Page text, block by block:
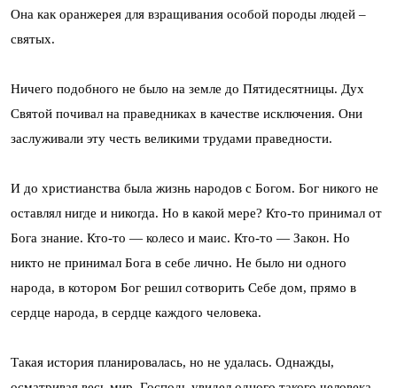
Она как оранжерея для взращивания особой породы людей –
святых.
Ничего подобного не было на земле до Пятидесятницы. Дух
Святой почивал на праведниках в качестве исключения. Они
заслуживали эту честь великими трудами праведности.
И до христианства была жизнь народов с Богом. Бог никого не
оставлял нигде и никогда. Но в какой мере? Кто-то принимал от
Бога знание. Кто-то — колесо и маис. Кто-то — Закон. Но
никто не принимал Бога в себе лично. Не было ни одного
народа, в котором Бог решил сотворить Себе дом, прямо в
сердце народа, в сердце каждого человека.
Такая история планировалась, но не удалась. Однажды,